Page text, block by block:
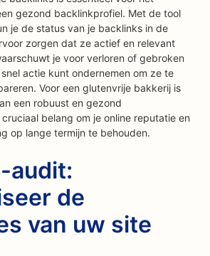
gezond backlinkprofiel. Met de tool
je de status van je backlinks in de
zorgen dat ze actief en relevant
je voor verloren of gebroken
actie kunt ondernemen om ze te
Voor een glutenvrije bakkerij is
een robuust en gezond
belang om je online reputatie en
op lange termijn te behouden.
audit:
de
van uw site